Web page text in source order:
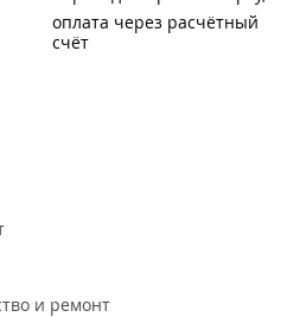
оплата через расчётный
счёт
и ремонт